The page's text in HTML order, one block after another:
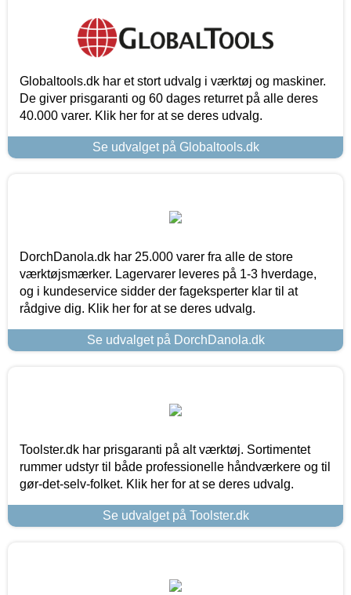
Globaltools.dk har et stort udvalg i værktøj og maskiner.
De giver prisgaranti og 60 dages returret på alle deres
40.000 varer. Klik her for at se deres udvalg.
Se udvalget på Globaltools.dk
DorchDanola.dk har 25.000 varer fra alle de store
værktøjsmærker. Lagervarer leveres på 1-3 hverdage,
og i kundeservice sidder der fageksperter klar til at
rådgive dig. Klik her for at se deres udvalg.
Se udvalget på DorchDanola.dk
Toolster.dk har prisgaranti på alt værktøj. Sortimentet
rummer udstyr til både professionelle håndværkere og til
gør-det-selv-folket. Klik her for at se deres udvalg.
Se udvalget på Toolster.dk